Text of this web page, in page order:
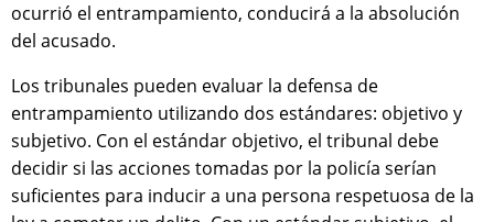
ocurrió el entrampamiento, conducirá a la absolución
del acusado.
Los tribunales pueden evaluar la defensa de
entrampamiento utilizando dos estándares: objetivo y
subjetivo. Con el estándar objetivo, el tribunal debe
decidir si las acciones tomadas por la policía serían
suficientes para inducir a una persona respetuosa de la